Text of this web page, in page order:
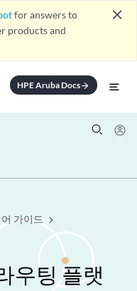
for answers to
products and
close
HPE Aruba Docsarrow_forward
가이드
우팅 플랫